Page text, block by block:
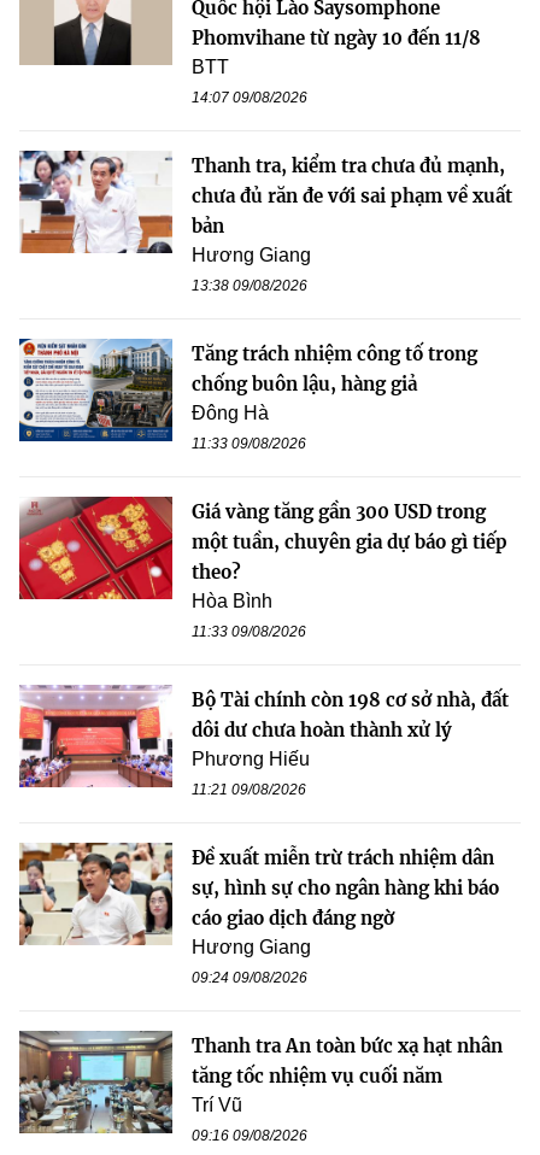
Quốc hội Lào Saysomphone
Phomvihane từ ngày 10 đến 11/8
BTT
14:07 09/08/2026
Thanh tra, kiểm tra chưa đủ mạnh,
chưa đủ răn đe với sai phạm về xuất
bản
Hương Giang
13:38 09/08/2026
Tăng trách nhiệm công tố trong
chống buôn lậu, hàng giả
Đông Hà
11:33 09/08/2026
Giá vàng tăng gần 300 USD trong
một tuần, chuyên gia dự báo gì tiếp
theo?
Hòa Bình
11:33 09/08/2026
Bộ Tài chính còn 198 cơ sở nhà, đất
dôi dư chưa hoàn thành xử lý
Phương Hiếu
11:21 09/08/2026
Đề xuất miễn trừ trách nhiệm dân
sự, hình sự cho ngân hàng khi báo
cáo giao dịch đáng ngờ
Hương Giang
09:24 09/08/2026
Thanh tra An toàn bức xạ hạt nhân
tăng tốc nhiệm vụ cuối năm
Trí Vũ
09:16 09/08/2026